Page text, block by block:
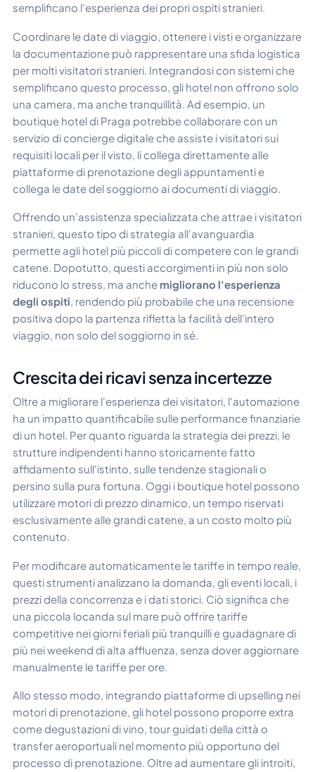
semplificano l'esperienza dei propri ospiti stranieri.
Coordinare le date di viaggio, ottenere i visti e organizzare
la documentazione può rappresentare una sfida logistica
per molti visitatori stranieri. Integrandosi con sistemi che
semplificano questo processo, gli hotel non offrono solo
una camera, ma anche tranquillità. Ad esempio, un
boutique hotel di Praga potrebbe collaborare con un
servizio di concierge digitale che assiste i visitatori sui
requisiti locali per il visto, li collega direttamente alle
piattaforme di prenotazione degli appuntamenti e
collega le date del soggiorno ai documenti di viaggio.
Offrendo un'assistenza specializzata che attrae i visitatori
stranieri, questo tipo di strategia all'avanguardia
permette agli hotel più piccoli di competere con le grandi
catene. Dopotutto, questi accorgimenti in più non solo
riducono lo stress, ma anche migliorano l'esperienza
degli ospiti, rendendo più probabile che una recensione
positiva dopo la partenza rifletta la facilità dell'intero
viaggio, non solo del soggiorno in sé.
Crescita dei ricavi senza incertezze
Oltre a migliorare l'esperienza dei visitatori, l'automazione
ha un impatto quantificabile sulle performance finanziarie
di un hotel. Per quanto riguarda la strategia dei prezzi, le
strutture indipendenti hanno storicamente fatto
affidamento sull'istinto, sulle tendenze stagionali o
persino sulla pura fortuna. Oggi i boutique hotel possono
utilizzare motori di prezzo dinamico, un tempo riservati
esclusivamente alle grandi catene, a un costo molto più
contenuto.
Per modificare automaticamente le tariffe in tempo reale,
questi strumenti analizzano la domanda, gli eventi locali, i
prezzi della concorrenza e i dati storici. Ciò significa che
una piccola locanda sul mare può offrire tariffe
competitive nei giorni feriali più tranquilli e guadagnare di
più nei weekend di alta affluenza, senza dover aggiornare
manualmente le tariffe per ore.
Allo stesso modo, integrando piattaforme di upselling nei
motori di prenotazione, gli hotel possono proporre extra
come degustazioni di vino, tour guidati della città o
transfer aeroportuali nel momento più opportuno del
processo di prenotazione. Oltre ad aumentare gli introiti,